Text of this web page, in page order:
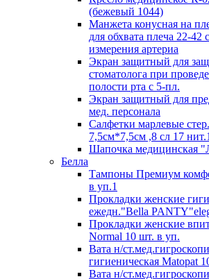
(бежевый 1044)
Манжета конусная на
для обхвата плеча 22-42
измерения артериа
Экран защитный для
стоматолога при
полости рта с 5-пл.
Экран защитный для
мед. персонала
Салфетки марлевые
7,5см*7,5см ,8 сл 17
Шапочка
Белла
Тампоны Премиум
в уп.1
Прокладки женские
ежедн."Bella
Прокладки женские
Normal 10 шт. в уп.
Вата н/
гигиеническая Matopat
Вата н/